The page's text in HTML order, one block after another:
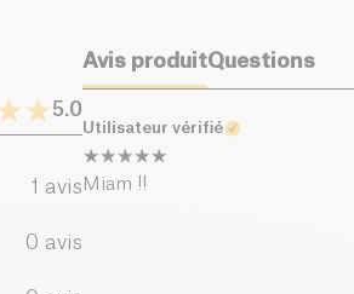
5.0
1 avis
0 avis
Avis produitQuestions
Utilisateur vérifié
Miam !!